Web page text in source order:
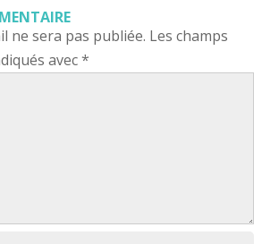
ne sera pas publiée. Les champs
avec*